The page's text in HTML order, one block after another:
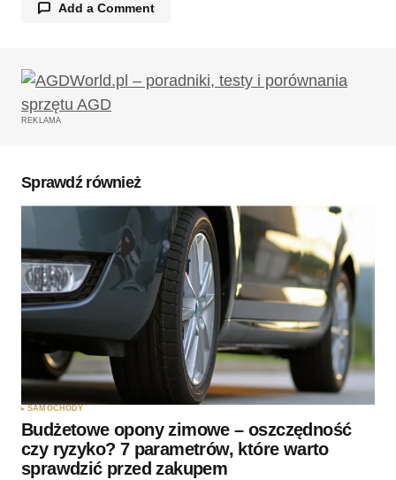
Add a Comment
Twój adres email nie zostanie opublikowany.
Wymagane pola są oznaczone
Twoję imię*
Twój adres e-mail
Zapamiętaj moje dane w tej przeglądarce podczas
pisania kolejnych komentarzy.
Wyślij komentarz
REKLAMA
Sprawdź również
SAMOCHODY
Budżetowe opony zimowe – oszczędność
czy ryzyko? 7 parametrów, które warto
sprawdzić przed zakupem